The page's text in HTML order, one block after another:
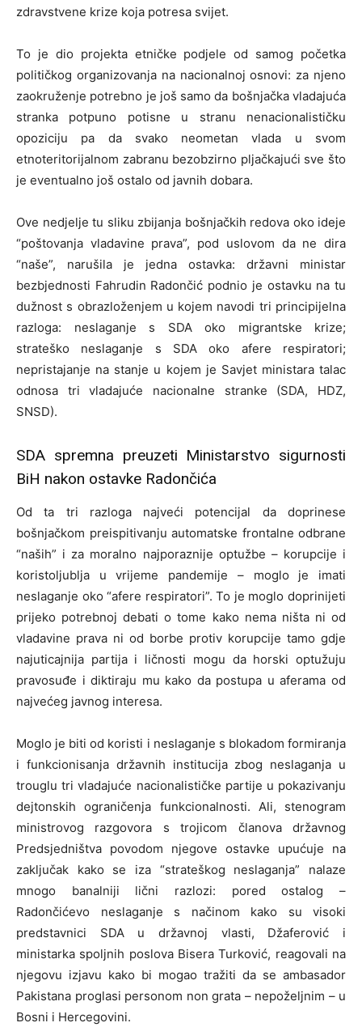
zdravstvene krize koja potresa svijet.
To je dio projekta etničke podjele od samog početka
političkog organizovanja na nacionalnoj osnovi: za njeno
zaokruženje potrebno je još samo da bošnjačka vladajuća
stranka potpuno potisne u stranu nenacionalističku
opoziciju pa da svako neometan vlada u svom
etnoteritorijalnom zabranu bezobzirno pljačkajući sve što
je eventualno još ostalo od javnih dobara.
Ove nedjelje tu sliku zbijanja bošnjačkih redova oko ideje
“poštovanja vladavine prava”, pod uslovom da ne dira
“naše”, narušila je jedna ostavka: državni ministar
bezbjednosti Fahrudin Radončić podnio je ostavku na tu
dužnost s obrazloženjem u kojem navodi tri principijelna
razloga: neslaganje s SDA oko migrantske krize;
strateško neslaganje s SDA oko afere respiratori;
nepristajanje na stanje u kojem je Savjet ministara talac
odnosa tri vladajuće nacionalne stranke (SDA, HDZ,
SNSD).
SDA spremna preuzeti Ministarstvo sigurnosti
BiH nakon ostavke Radončića
Od ta tri razloga najveći potencijal da doprinese
bošnjačkom preispitivanju automatske frontalne odbrane
“naših” i za moralno najporaznije optužbe – korupcije i
koristoljublja u vrijeme pandemije – moglo je imati
neslaganje oko “afere respiratori”. To je moglo doprinijeti
prijeko potrebnoj debati o tome kako nema ništa ni od
vladavine prava ni od borbe protiv korupcije tamo gdje
najuticajnija partija i ličnosti mogu da horski optužuju
pravosuđe i diktiraju mu kako da postupa u aferama od
najvećeg javnog interesa.
Moglo je biti od koristi i neslaganje s blokadom formiranja
i funkcionisanja državnih institucija zbog neslaganja u
trouglu tri vladajuće nacionalističke partije u pokazivanju
dejtonskih ograničenja funkcionalnosti. Ali, stenogram
ministrovog razgovora s trojicom članova državnog
Predsjedništva povodom njegove ostavke upućuje na
zaključak kako se iza “strateškog neslaganja” nalaze
mnogo banalniji lični razlozi: pored ostalog –
Radončićevo neslaganje s načinom kako su visoki
predstavnici SDA u državnoj vlasti, Džaferović i
ministarka spoljnih poslova Bisera Turković, reagovali na
njegovu izjavu kako bi mogao tražiti da se ambasador
Pakistana proglasi personom non grata – nepoželjnim – u
Bosni i Hercegovini.